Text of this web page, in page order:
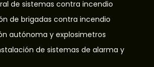
de sistemas contra incendio
de brigadas contra incendio
autónoma y explosimetros
de sistemas de alarma y